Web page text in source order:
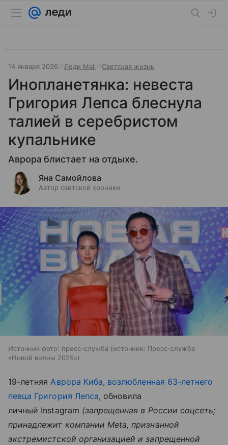
14 января 2026 Леди Mail Светская жизнь
Инопланетянка: невеста
Григория Лепса блеснула
талией в серебристом
купальнике
Аврора блистает на отдыхе.
Яна Самойлова
Автор светской хроники
Источник фото: пресс-служба источник: Пресс-служба
«Новой волны 2025»
19-летняяАврора Киба, возлюбленная 63-летнего
певца Григория Лепса, обновила
личный Instagram (запрещенная в России соцсеть;
принадлежит компании Meta, признанной
экстремистской организацией и запрещенной